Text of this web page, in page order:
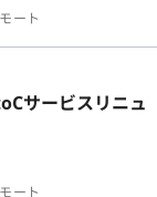
ート
サービスリニュ
ート